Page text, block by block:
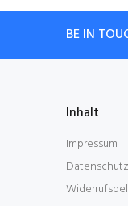
BE IN
Inhalt
Impressum